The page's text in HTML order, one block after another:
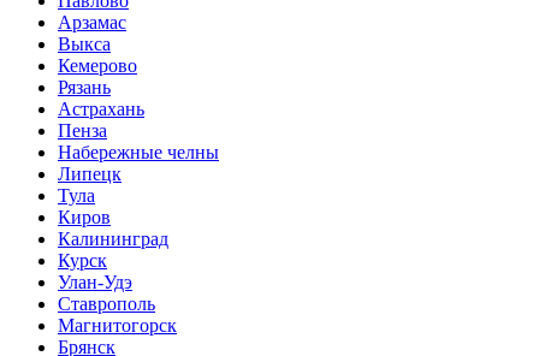
Арзамас
Выкса
Кемерово
Рязань
Астрахань
Пенза
Набережные челны
Липецк
Тула
Киров
Калининград
Курск
Улан-Удэ
Ставрополь
Магнитогорск
Брянск